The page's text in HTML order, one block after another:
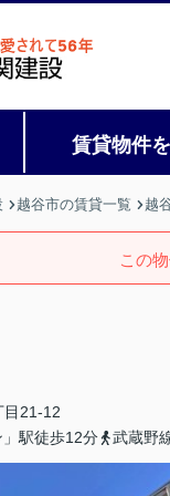
賃貸物件
越谷市の賃貸一覧 越
この
目21-12
駅徒歩12分
武蔵野